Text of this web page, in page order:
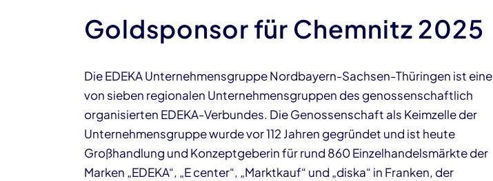
Goldsponsor für Chemnitz 2025
Die EDEKA Unternehmensgruppe Nordbayern-Sachsen-Thüringen ist eine
von sieben regionalen Unternehmensgruppen des genossenschaftlich
organisierten EDEKA-Verbundes. Die Genossenschaft als Keimzelle der
Unternehmensgruppe wurde vor 112 Jahren gegründet und ist heute
Großhandlung und Konzeptgeberin für rund 860 Einzelhandelsmärkte der
Marken „EDEKA“, „E center“, „Marktkauf“ und „diska“ in Franken, der